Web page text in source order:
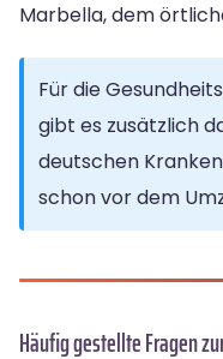
Marbella, dem
Für die
gibt es zusätzlich
deutschen
schon vor dem
Häufig gestellte Fragen